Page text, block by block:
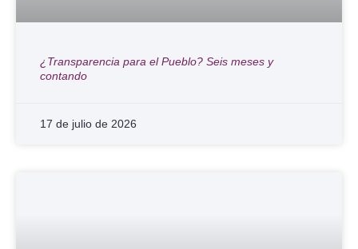
¿Transparencia para el Pueblo? Seis meses y
contando
17 de julio de 2026